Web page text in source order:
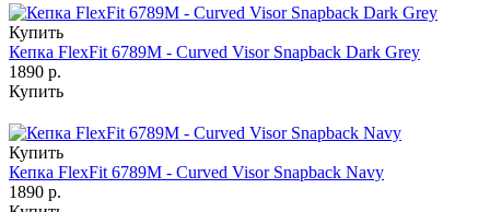
Купить
Кепка FlexFit 6789M - Curved Visor Snapback Dark Grey
1890 р.
Купить
Купить
Кепка FlexFit 6789M - Curved Visor Snapback Navy
1890 р.